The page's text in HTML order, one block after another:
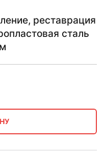
реставрация
сталь